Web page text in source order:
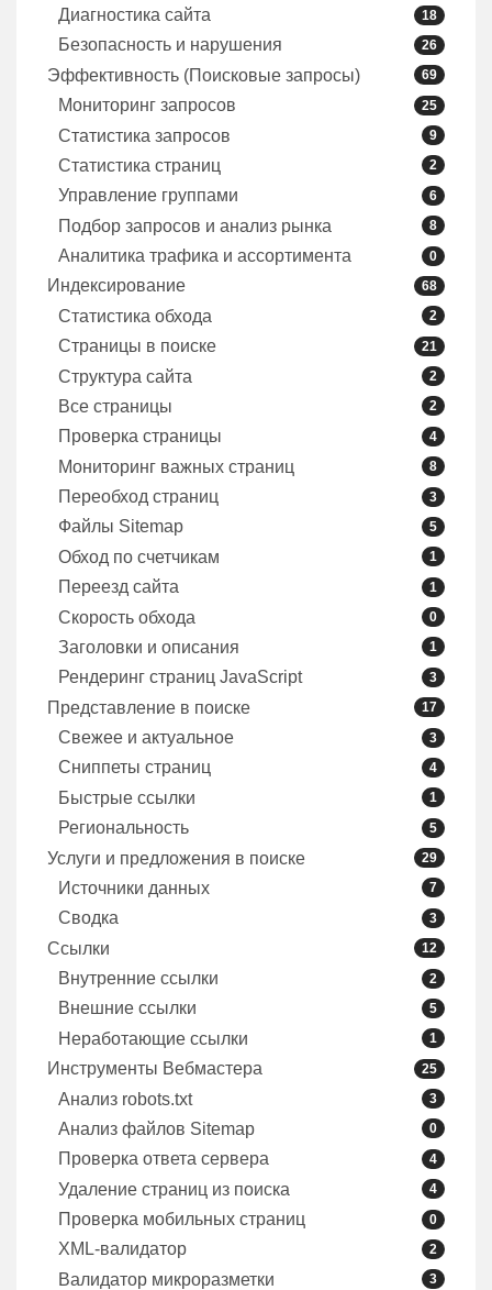
Диагностика сайта 18
Безопасность и нарушения 26
Эффективность (Поисковые запросы) 69
Мониторинг запросов 25
Статистика запросов 9
Статистика страниц 2
Управление группами 6
Подбор запросов и анализ рынка 8
Аналитика трафика и ассортимента 0
Индексирование 68
Статистика обхода 2
Страницы в поиске 21
Структура сайта 2
Все страницы 2
Проверка страницы 4
Мониторинг важных страниц 8
Переобход страниц 3
Файлы Sitemap 5
Обход по счетчикам 1
Переезд сайта 1
Скорость обхода 0
Заголовки и описания 1
Рендеринг страниц JavaScript 3
Представление в поиске 17
Свежее и актуальное 3
Сниппеты страниц 4
Быстрые ссылки 1
Региональность 5
Услуги и предложения в поиске 29
Источники данных 7
Сводка 3
Ссылки 12
Внутренние ссылки 2
Внешние ссылки 5
Неработающие ссылки 1
Инструменты Вебмастера 25
Анализ robots.txt 3
Анализ файлов Sitemap 0
Проверка ответа сервера 4
Удаление страниц из поиска 4
Проверка мобильных страниц 0
XML-валидатор 2
Валидатор микроразметки 3